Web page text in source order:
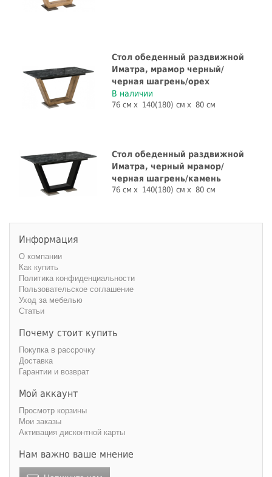
Стол обеденный раздвижной
Иматра, мрамор черный/
черная шагрень/орех
В наличии
76 см 140(180) см 80 см
Стол обеденный раздвижной
Иматра, черный мрамор/
черная шагрень/камень
76 см 140(180) см 80 см
Информация
О компании
Как купить
Политика конфиденциальности
Пользовательское соглашение
Уход за мебелью
Статьи
Почему стоит купить
Покупка в рассрочку
Доставка
Гарантии и возврат
Мой аккаунт
Просмотр корзины
Мои заказы
Активация дисконтной карты
Нам важно ваше мнение